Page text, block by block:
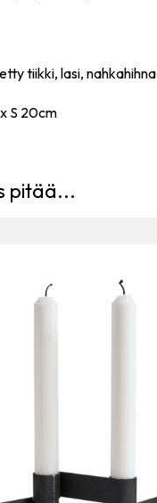
tiikki, lasi, nahkahihna
S 20cm
pitää...